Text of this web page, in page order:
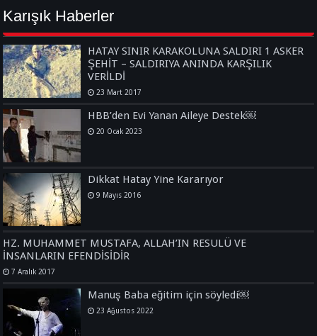
Karışık Haberler
HATAY SINIR KARAKOLUNA SALDIRI 1 ASKER
ŞEHİT – SALDIRIYA ANINDA KARŞILIK
VERİLDİ
23 Mart 2017
HBB’den Evi Yanan Aileye Destek￼
20 Ocak 2023
Dikkat Hatay Yine Kararıyor
9 Mayıs 2016
HZ. MUHAMMET MUSTAFA, ALLAH’IN RESULÜ VE
İNSANLARIN EFENDİSİDİR
7 Aralık 2017
Manuş Baba eğitim için söyledi￼
23 Ağustos 2022